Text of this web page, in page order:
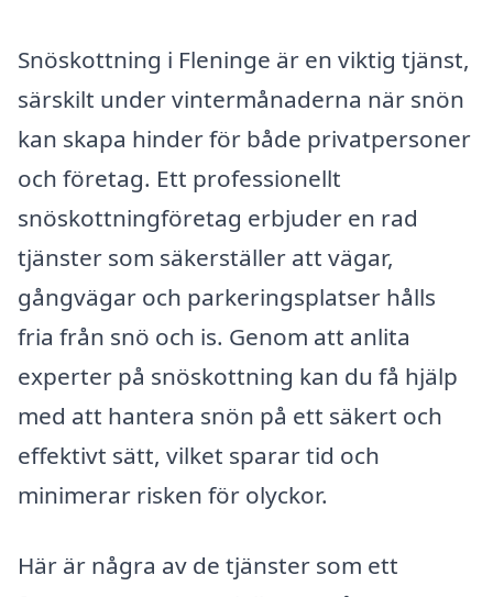
Snöskottning i Fleninge är en viktig tjänst,
särskilt under vintermånaderna när snön
kan skapa hinder för både privatpersoner
och företag. Ett professionellt
snöskottningföretag erbjuder en rad
tjänster som säkerställer att vägar,
gångvägar och parkeringsplatser hålls
fria från snö och is. Genom att anlita
experter på snöskottning kan du få hjälp
med att hantera snön på ett säkert och
effektivt sätt, vilket sparar tid och
minimerar risken för olyckor.
Här är några av de tjänster som ett